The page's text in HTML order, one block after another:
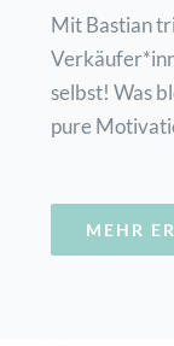
Mit Bastian
selbst! Was
pure
MEHR